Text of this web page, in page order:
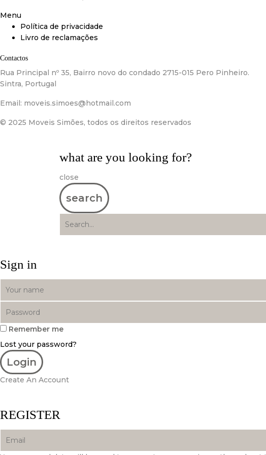
Menu
Política de privacidade
Livro de reclamações
Contactos
Rua Principal nº 35, Bairro novo do condado 2715-015 Pero Pinheiro.
Sintra, Portugal
Email: moveis.simoes@hotmail.com
© 2025 Moveis Simões, todos os direitos reservados
what are you looking for?
close
search
Sign in
Remember me
Lost your password?
Create An Account
REGISTER